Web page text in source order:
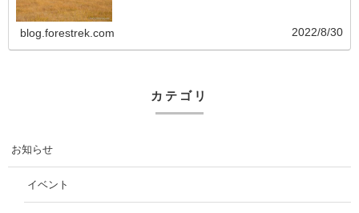
blog.forestrek.com 2022/8/30
カテゴリ
お知らせ
イベント